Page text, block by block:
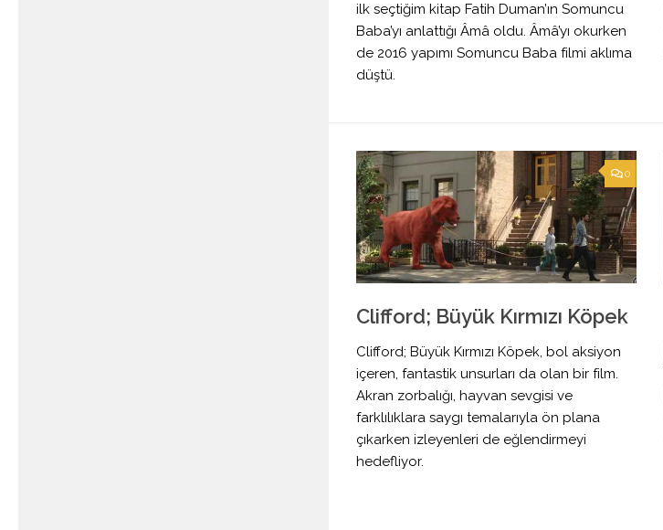
ilk seçtiğim kitap Fatih Duman’ın Somuncu
Baba’yı anlattığı Âmâ oldu. Âmâ’yı okurken
de 2016 yapımı Somuncu Baba filmi aklıma
düştü.
0
Clifford; Büyük Kırmızı Köpek
Clifford; Büyük Kırmızı Köpek, bol aksiyon
içeren, fantastik unsurları da olan bir film.
Akran zorbalığı, hayvan sevgisi ve
farklılıklara saygı temalarıyla ön plana
çıkarken izleyenleri de eğlendirmeyi
hedefliyor.